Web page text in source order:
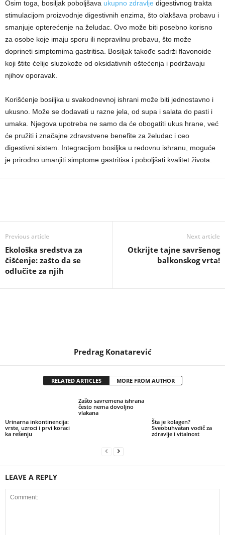
Osim toga, bosiljak poboljšava ukupno zdravlje digestivnog trakta
stimulacijom proizvodnje digestivnih enzima, što olakšava probavu i
smanjuje opterećenje na želudac. Ovo može biti posebno korisno
za osobe koje imaju sporu ili nepravilnu probavu, što može
doprineti simptomima gastritisa. Bosiljak takođe sadrži flavonoide
koji štite ćelije sluzokože od oksidativnih oštećenja i podržavaju
njihov oporavak.
Korišćenje bosiljka u svakodnevnoj ishrani može biti jednostavno i
ukusno. Može se dodavati u razne jela, od supa i salata do pasti i
umaka. Njegova upotreba ne samo da će obogatiti ukus hrane, već
će pružiti i značajne zdravstvene benefite za želudac i ceo
digestivni sistem. Integracijom bosiljka u redovnu ishranu, moguće
je prirodno umanjiti simptome gastritisa i poboljšati kvalitet života.
Previous article
Ekološka sredstva za
čišćenje: zašto da se
odlučite za njih
Next article
Otkrijte tajne savršenog
balkonskog vrta!
Predrag Konatarević
RELATED ARTICLES MORE FROM AUTHOR
Urinarna inkontinencija:
vrste, uzroci i prvi koraci
ka rešenju
Zašto savremena ishrana
često nema dovoljno
vlakana
Šta je kolagen?
Sveobuhvatan vodič za
zdravlje i vitalnost
LEAVE A REPLY